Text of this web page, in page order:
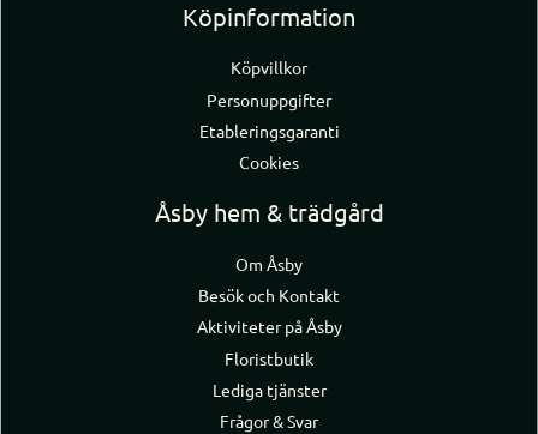
Köpinformation
Köpvillkor
Personuppgifter
Etableringsgaranti
Cookies
Åsby hem & trädgård
Om Åsby
Besök och Kontakt
Aktiviteter på Åsby
Floristbutik
Lediga tjänster
Frågor & Svar